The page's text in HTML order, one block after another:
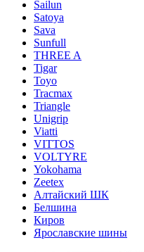
Sailun
Satoya
Sava
Sunfull
THREE A
Tigar
Toyo
Tracmax
Triangle
Unigrip
Viatti
VITTOS
VOLTYRE
Yokohama
Zeetex
Алтайский ШК
Белшина
Киров
Ярославские шины